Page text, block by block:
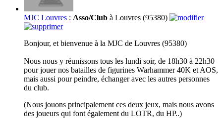
MJC Louvres : Asso/Club à Louvres (95380)
Bonjour, et bienvenue à la MJC de Louvres (95380)
Nous nous y réunissons tous les lundi soir, de 18h30 à 22h30
pour jouer nos batailles de figurines Warhammer 40K et AOS,
mais aussi pour peindre, échanger avec les autres personnes
du club.
(Nous jouons principalement ces deux jeux, mais nous avons
des joueurs qui font également du LOTR, du HP..)